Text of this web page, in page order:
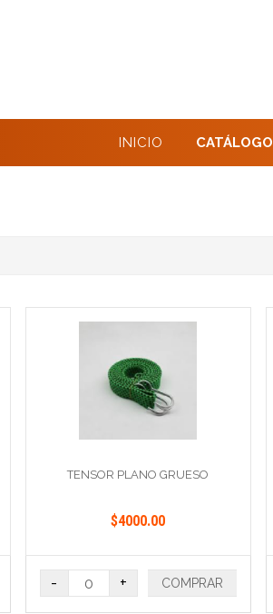
INICIO CATÁLOGO
TENSOR PLANO GRUESO
$4000.00
- + COMPRAR